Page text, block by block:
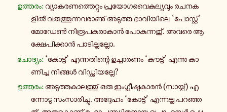
ഉ­ത്ത­രം: വ്യാ­ക­ര­ണ­ത്തെ­റ്റും പ്ര­യോ­ഗ­വൈ­ക­ല്യ­വും ര­ച­ന­ക­
ളിൽ വ­രു­ത്തു­ന്ന­വ­രാ­ണു് അ­ടു­ത്ത ഭാ­വി­യി­ലെ ‘പോ­സ്റ്റ്’
മോഡേൺ നി­രൂ­പ­ക­രാ­കാൻ പോ­കു­ന്ന­തു്. അവരെ ആ­
ക്ഷേ­പി­ക്കാൻ പാ­ടി­ല്ല­ല്ലോ.
ചോ­ദ്യം: ‘കോ­ട്ട്’ എ­ന്ന­തി­ന്റെ ഉ­ച്ചാ­ര­ണം ‘കൗ­ട്ട്’ എന്നു കാ­
ണി­ച്ച നി­ങ്ങൾ വി­ഡ്ഢി­യ­ല്ലേ?
ഉ­ത്ത­രം: അ­ടു­ത്ത­കാ­ല­ത്തു് ഒരു ഇം­ഗ്ലീ­ഷു­കാ­രൻ (സാ­യ്പ്) എ­
ന്നോ­ടു സം­സാ­രി­ച്ചു. അ­ദ്ദേ­ഹം ‘കോ­ട്ട്’ എ­ന്ന­ല്ല പ­റ­ഞ്ഞ­